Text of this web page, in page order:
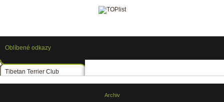
Oblíbené odkazy
Tibetan Terrier Club
Archiv